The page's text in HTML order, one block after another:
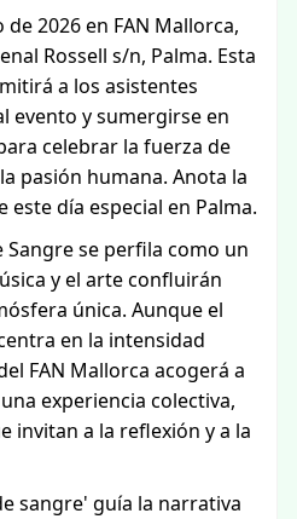
2026 en FAN Mallorca,
Rossell s/n, Palma. Esta
a los asistentes
evento y sumergirse en
celebrar la fuerza de
pasión humana. Anota la
día especial en Palma.
Sangre se perfila como un
y el arte confluirán
única. Aunque el
en la intensidad
FAN Mallorca acogerá a
experiencia colectiva,
invitan a la reflexión y a la
sangre' guía la narrativa